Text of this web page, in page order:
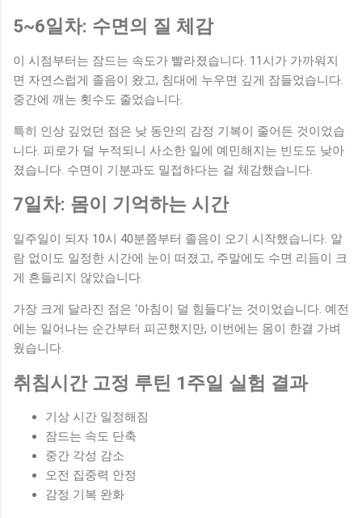
5~6일차: 수면의 질 체감
이 시점부터는 잠드는 속도가 빨라졌습니다. 11시가 가까워지
면 자연스럽게 졸음이 왔고, 침대에 누우면 깊게 잠들었습니다.
중간에 깨는 횟수도 줄었습니다.
특히 인상 깊었던 점은 낮 동안의 감정 기복이 줄어든 것이었습
니다. 피로가 덜 누적되니 사소한 일에 예민해지는 빈도도 낮아
졌습니다. 수면이 기분과도 밀접하다는 걸 체감했습니다.
7일차: 몸이 기억하는 시간
일주일이 되자 10시 40분쯤부터 졸음이 오기 시작했습니다. 알
람 없이도 일정한 시간에 눈이 떠졌고, 주말에도 수면 리듬이 크
게 흔들리지 않았습니다.
가장 크게 달라진 점은 ‘아침이 덜 힘들다’는 것이었습니다. 예전
에는 일어나는 순간부터 피곤했지만, 이번에는 몸이 한결 가벼
웠습니다.
취침시간 고정 루틴 1주일 실험 결과
기상 시간 일정해짐
잠드는 속도 단축
중간 각성 감소
오전 집중력 안정
감정 기복 완화